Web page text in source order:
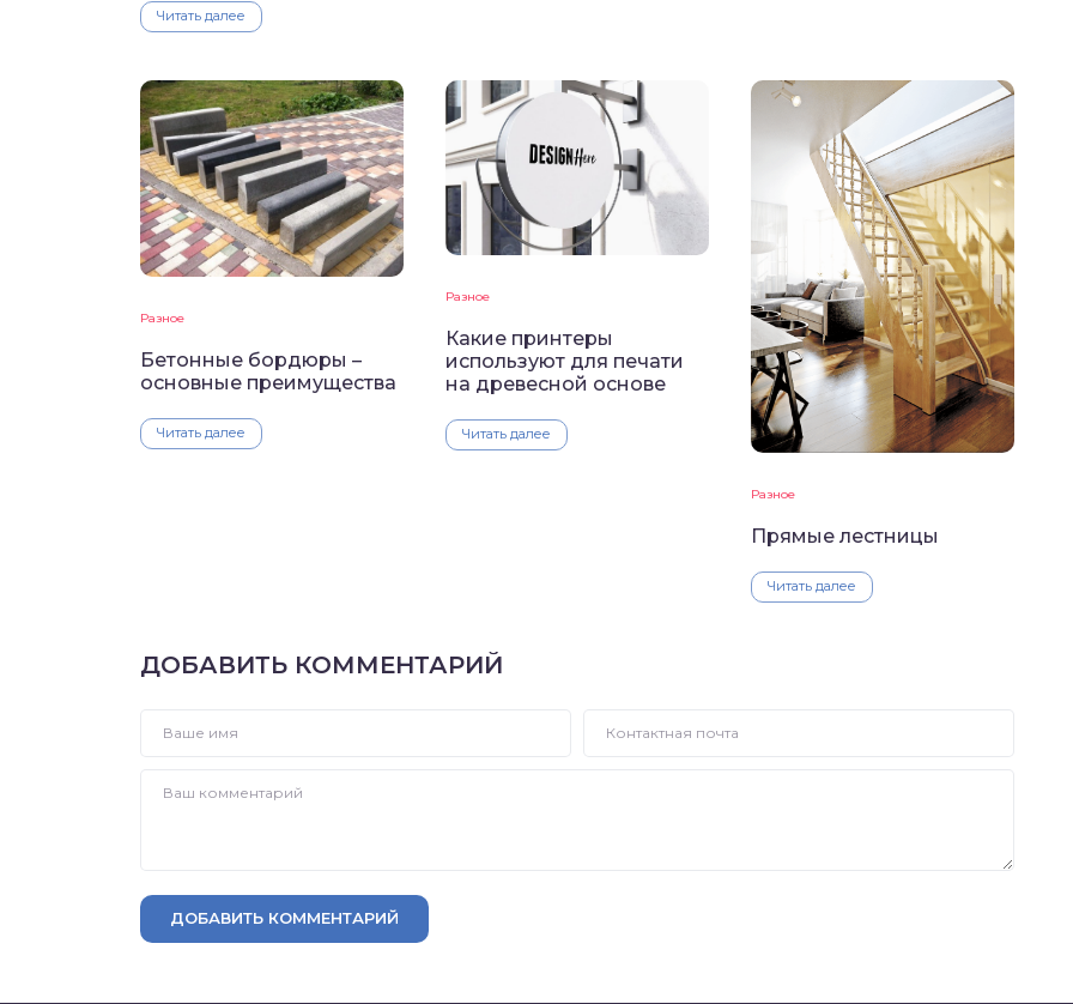
Читать далее
Разное
Бетонные бордюры –
основные преимущества
Читать далее
Разное
Какие принтеры
используют для печати
на древесной основе
Читать далее
Разное
Прямые лестницы
Читать далее
ДОБАВИТЬ КОММЕНТАРИЙ
ДОБАВИТЬ КОММЕНТАРИЙ